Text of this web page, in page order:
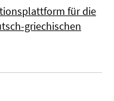
für die
griechischen